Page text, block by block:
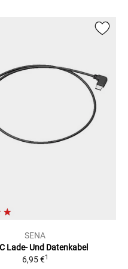
SENA
Lade- Und Datenkabel
6,95 €1